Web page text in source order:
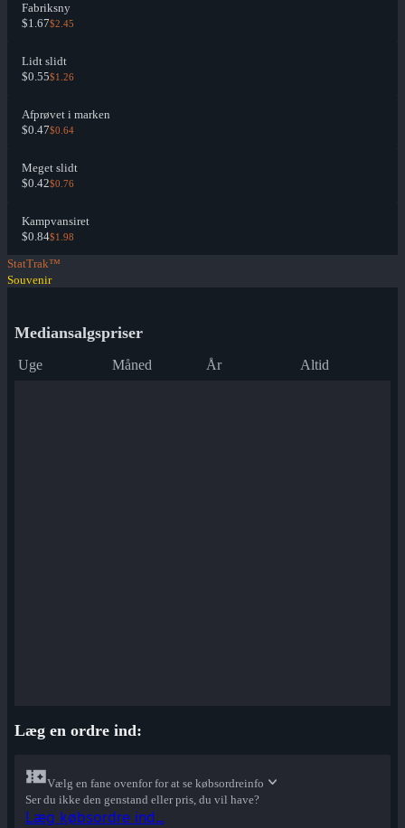
Fabriksny
$1.67$2.45
Lidt slidt
$0.55$1.26
Afprøvet i marken
$0.47$0.64
Meget slidt
$0.42$0.76
Kampvansiret
$0.84$1.98
StatTrak™
Souvenir
Mediansalgspriser
Uge Måned År Altid
Læg en ordre ind:
Vælg en fane ovenfor for at se købsordreinfo
Ser du ikke den genstand eller pris, du vil have?
Læg købsordre ind...